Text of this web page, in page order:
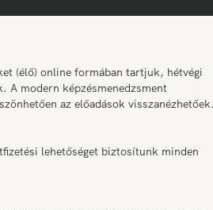
(élő) online formában tartjuk, hétvégi
A modern képzésmenedzsment
az előadások
lehetőséget biztosítunk minden